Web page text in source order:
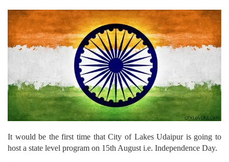
It would be the first time that City of Lakes Udaipur is going to
host a state level program on 15th August i.e. Independence Day.